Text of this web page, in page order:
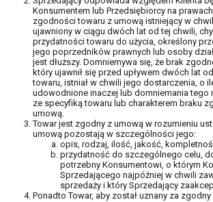
Konsumentem lub Przedsiębiorcy na
zgodności towaru z umową istniejący w
ujawniony w ciągu dwóch lat od tej chwili,
przydatności towaru do użycia, określony
jego poprzedników prawnych lub osoby
jest dłuższy. Domniemywa się, że brak
który ujawnił się przed upływem dwóch lat
towaru, istniał w chwili jego dostarczenia, o
udowodnione inaczej lub domniemania tego
ze specyfiką towaru lub charakterem braku
umową.
Towar jest zgodny z umową w rozumieniu
umową pozostają w szczególności jego:
opis, rodzaj, ilość, jakość,
przydatność do szczególnego celu,
potrzebny Konsumentowi, o którym
Sprzedającego najpóźniej w chwili
sprzedaży i który Sprzedający
Ponadto Towar, aby został uznany za